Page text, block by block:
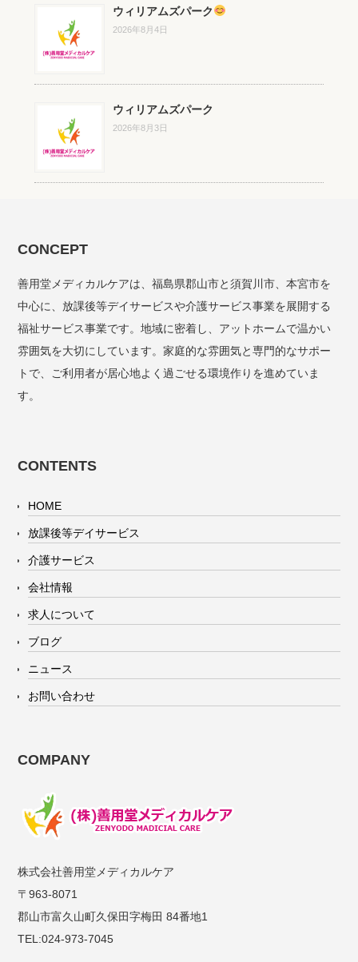
ウィリアムズパーク
2026年8月4日
ウィリアムズパーク
2026年8月3日
CONCEPT
善用堂メディカルケアは、福島県郡山市と須賀川市、本宮市を
中心に、放課後等デイサービスや介護サービス事業を展開する
福祉サービス事業です。地域に密着し、アットホームで温かい
雰囲気を大切にしています。家庭的な雰囲気と専門的なサポー
トで、ご利用者が居心地よく過ごせる環境作りを進めていま
す。
CONTENTS
HOME
放課後等デイサービス
介護サービス
会社情報
求人について
ブログ
ニュース
お問い合わせ
COMPANY
株式会社善用堂メディカルケア
〒963-8071
郡山市富久山町久保田字梅田 84番地1
TEL:024-973-7045